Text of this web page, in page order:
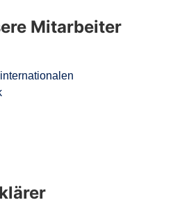
Mitarbeiter
internationalen